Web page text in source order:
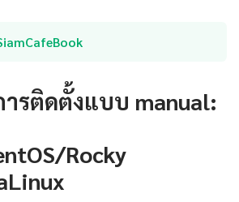
รติดตั้งแบบ manual:
Rocky